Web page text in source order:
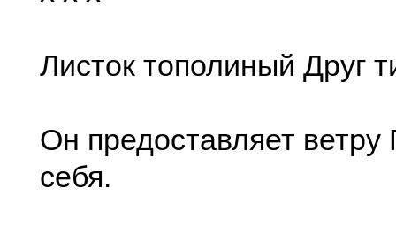
Листок тополиный Друг
Он предоставляет ветру
себя.